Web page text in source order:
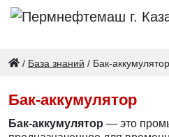
/ База знаний / Бак-аккумулятор
Бак-аккумулятор
Бак-аккумулятор — это